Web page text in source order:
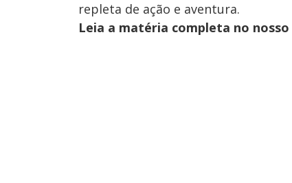
repleta de ação e aventura.
Leia a matéria completa no